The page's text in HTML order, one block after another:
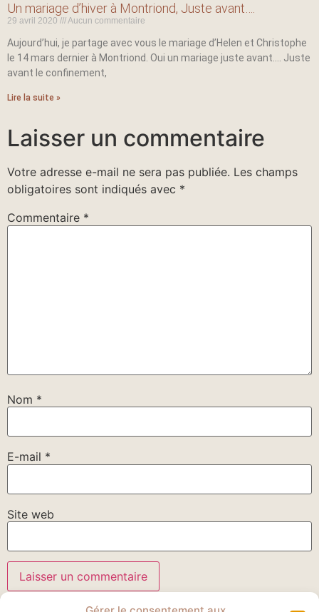
Un mariage d’hiver à Montriond, Juste avant….
29 avril 2020 Aucun commentaire
Aujourd’hui, je partage avec vous le mariage d’Helen et Christophe
le 14 mars dernier à Montriond. Oui un mariage juste avant…. Juste
avant le confinement,
Lire la suite »
Laisser un commentaire
Votre adresse e-mail ne sera pas publiée. Les champs
obligatoires sont indiqués avec *
Commentaire *
Nom *
E-mail *
Site web